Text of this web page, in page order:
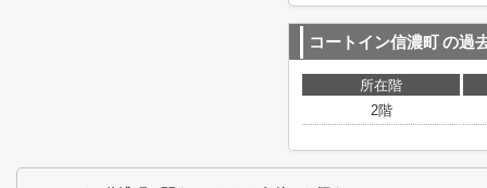
コートイン信濃町の過
所在階
2階